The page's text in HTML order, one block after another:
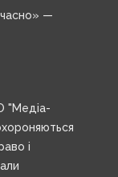
—
"Медіа-
і